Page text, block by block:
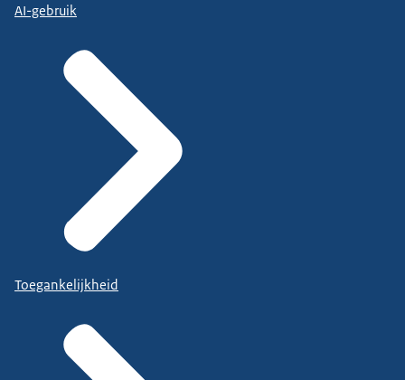
AI-gebruik
Toegankelijkheid